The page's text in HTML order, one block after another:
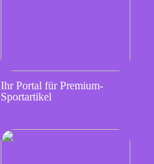
Ihr Portal für Premium-
Sportartikel